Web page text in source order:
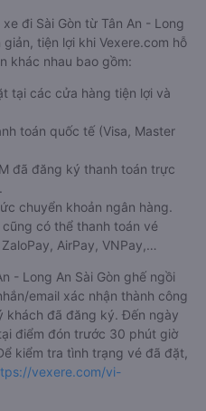
đi Sài Gòn từ Tân An - Long
tiện lợi khi Vexere.com hỗ
khác nhau bao gồm:
tại các cửa hàng tiện lợi và
toán quốc tế (Visa, Master
đã đăng ký thanh toán trực
chuyển khoản ngân hàng.
có thể thanh toán vé
AirPay, VNPay,…
- Long An Sài Gòn ghế ngồi
email xác nhận thành công
khách đã đăng ký. Đến ngày
điểm đón trước 30 phút giờ
kiểm tra tình trạng vé đã đặt,
vexere.com/vi-